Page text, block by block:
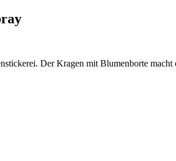
Der Kragen mit Blumenborte